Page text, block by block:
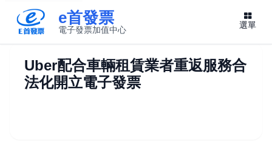
e首發票
電子發票加值中心 選單
Uber配合車輛租賃業者重返服務合
法化開立電子發票